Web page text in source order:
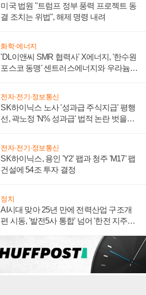
미국 법원 "트럼프 정부 풍력 프로젝트 동
결 조치는 위법", 해제 명령 내려
화학·에너지
'DL이앤씨 SMR 협력사' X에너지, '한수원
포스코 동맹' 센트러스에너지와 우라늄
전자·전기·정보통신
SK하이닉스 노사 '성과급 주식지급' 평행
선, 곽노정 'N% 성과급' 법적 논란 벗을지
전자·전기·정보통신
SK하이닉스, 용인 'Y2' 팹과 청주 'M17' 팹
건설에 54조 투자 결정
정치
AI시대 맞아 25년 만에 전력산업 구조개
편 시동, '발전5사 통합' 넘어 '한전 지주사'